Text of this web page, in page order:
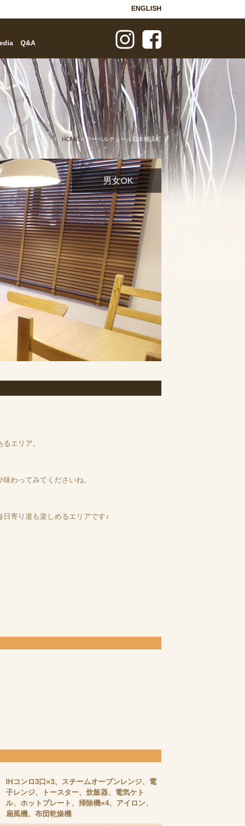
ENGLISH
Q&A
HOME> クーベルチュール日本橋浜町
男女OK
男女OK
エリア。
わってみてくださいね。
寄り道も楽しめるエリアです♪
IHコンロ3口×3、スチームオーブンレンジ、電
子レンジ、トースター、炊飯器、電気ケト
ル、ホットプレート、掃除機×4、アイロン、
扇風機、布団乾燥機